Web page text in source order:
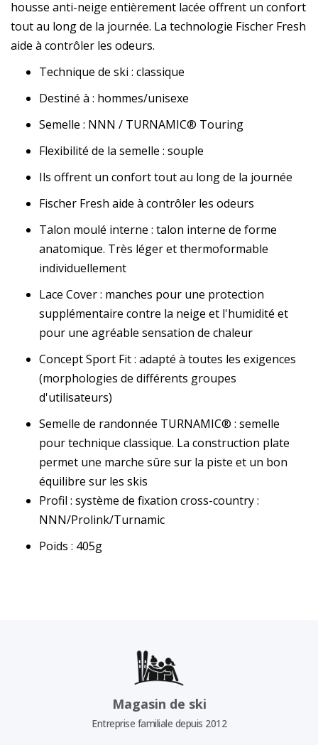
housse anti-neige entièrement lacée offrent un confort
tout au long de la journée. La technologie Fischer Fresh
aide à contrôler les odeurs.
Technique de ski : classique
Destiné à : hommes/unisexe
Semelle : NNN / TURNAMIC® Touring
Flexibilité de la semelle : souple
Ils offrent un confort tout au long de la journée
Fischer Fresh aide à contrôler les odeurs
Talon moulé interne : talon interne de forme
anatomique. Très léger et thermoformable
individuellement
Lace Cover : manches pour une protection
supplémentaire contre la neige et l'humidité et
pour une agréable sensation de chaleur
Concept Sport Fit : adapté à toutes les exigences
(morphologies de différents groupes
d'utilisateurs)
Semelle de randonnée TURNAMIC® : semelle
pour technique classique. La construction plate
permet une marche sûre sur la piste et un bon
équilibre sur les skis
Profil : système de fixation cross-country :
NNN/Prolink/Turnamic
Poids : 405g
Magasin de ski
Entreprise familiale depuis 2012